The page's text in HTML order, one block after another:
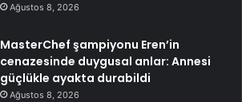
Ağustos 8, 2026
MasterChef şampiyonu Eren’in
cenazesinde duygusal anlar: Annesi
güçlükle ayakta durabildi
Ağustos 8, 2026